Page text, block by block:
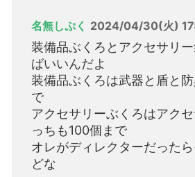
名無しぷく 2024/04/30(火)
装備品ぶくろとアクセサリ
ばいいんだよ
装備品ぶくろは武器と盾と
で
アクセサリーぶくろはアク
っちも100個まで
オレがディレクターだった
どな